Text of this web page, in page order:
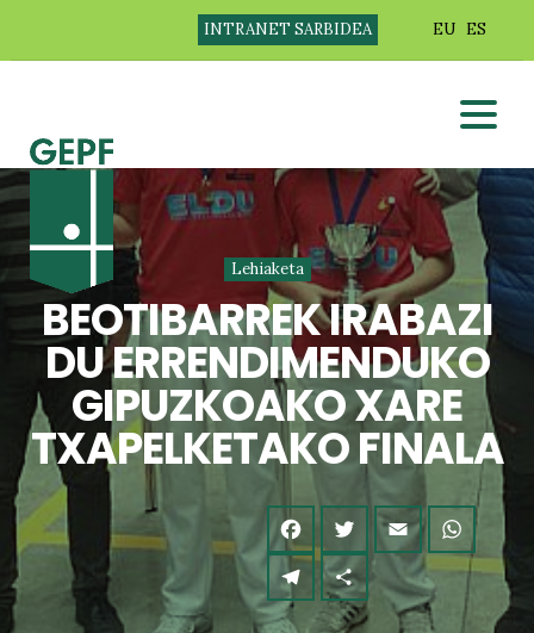
INTRANET SARBIDEA EU ES
Lehiaketa
BEOTIBARREK IRABAZI
DU ERRENDIMENDUKO
GIPUZKOAKO XARE
TXAPELKETAKO FINALA